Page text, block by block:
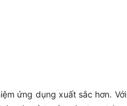
ứng dụng xuất sắc hơn. Với